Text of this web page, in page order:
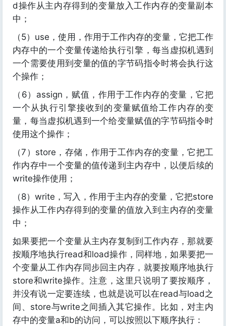
d操作从主内存得到的变量放入工作内存的变量副本
中；
（5）use，使用，作用于工作内存的变量，它把工作
内存中的一个变量传递给执行引擎，每当虚拟机遇到
一个需要使用到变量的值的字节码指令时将会执行这
个操作；
（6）assign，赋值，作用于工作内存的变量，它把
一个从执行引擎接收到的变量赋值给工作内存的变
量，每当虚拟机遇到一个给变量赋值的字节码指令时
使用这个操作；
（7）store，存储，作用于工作内存的变量，它把工
作内存中一个变量的值传递到主内存中，以便后续的
write操作使用；
（8）write，写入，作用于主内存的变量，它把store
操作从工作内存得到的变量的值放入到主内存的变量
中；
如果要把一个变量从主内存复制到工作内存，那就要
按顺序地执行read和load操作，同样地，如果要把一
个变量从工作内存同步回主内存，就要按顺序地执行
store和write操作。注意，这里只说明了要按顺序，
并没有说一定要连续，也就是说可以在read与load之
间、store与write之间插入其它操作。比如，对主内
存中的变量a和b的访问，可以按照以下顺序执行：